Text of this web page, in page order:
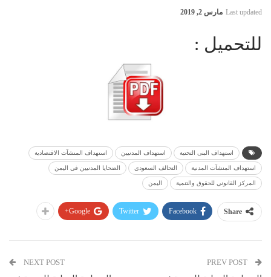
Last updated مارس 2, 2019
للتحميل :
استهداف البنى التحتية استهداف المدنيين استهداف المنشآت الاقتصادية
استهداف المنشآت المدنية التحالف السعودي الضحايا المدنيين في اليمن
المركز القانوني للحقوق والتنمية اليمن
Share
Facebook
Twitter
Google+
NEXT POST